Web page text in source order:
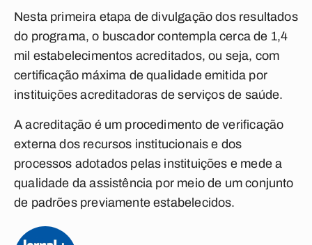
Nesta primeira etapa de divulgação dos resultados
do programa, o buscador contempla cerca de 1,4
mil estabelecimentos acreditados, ou seja, com
certificação máxima de qualidade emitida por
instituições acreditadoras de serviços de saúde.
A acreditação é um procedimento de verificação
externa dos recursos institucionais e dos
processos adotados pelas instituições e mede a
qualidade da assistência por meio de um conjunto
de padrões previamente estabelecidos.